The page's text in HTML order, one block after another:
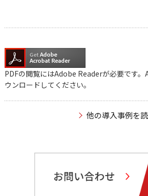
PDFの閲覧にはAdobe Readerが必要です
ウンロードしてください。
他の導入事例を